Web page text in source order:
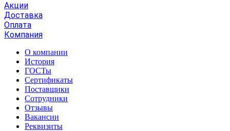
Акции
Доставка
Оплата
Компания
О компании
История
ГОСТы
Сертификаты
Поставщики
Сотрудники
Отзывы
Вакансии
Реквизиты